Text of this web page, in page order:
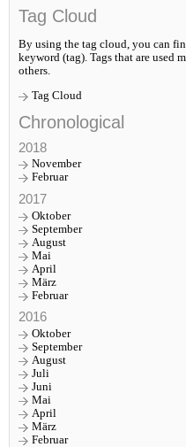
Tag Cloud
By using the tag cloud, you can
keyword (tag). Tags that are used
others.
Tag Cloud
Chronological
2018
November
Februar
2017
Oktober
September
August
Mai
April
März
Februar
2016
Oktober
September
August
Juli
Juni
Mai
April
März
Februar